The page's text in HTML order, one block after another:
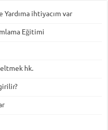
ihtiyacım var
Eğitimi
hk.